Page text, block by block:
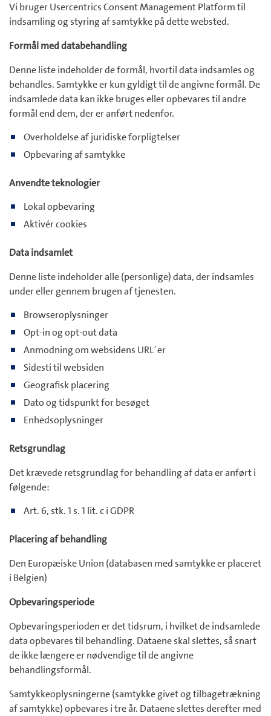
Vi bruger Usercentrics Consent Management Platform til
indsamling og styring af samtykke på dette websted.
Formål med databehandling
Denne liste indeholder de formål, hvortil data indsamles og
behandles. Samtykke er kun gyldigt til de angivne formål. De
indsamlede data kan ikke bruges eller opbevares til andre
formål end dem, der er anført nedenfor.
Overholdelse af juridiske forpligtelser
Opbevaring af samtykke
Anvendte teknologier
Lokal opbevaring
Aktivér cookies
Data indsamlet
Denne liste indeholder alle (personlige) data, der indsamles
under eller gennem brugen af tjenesten.
Browseroplysninger
Opt-in og opt-out data
Anmodning om websidens URL´er
Sidesti til websiden
Geografisk placering
Dato og tidspunkt for besøget
Enhedsoplysninger
Retsgrundlag
Det krævede retsgrundlag for behandling af data er anført i
følgende:
Art. 6, stk. 1 s. 1 lit. c i GDPR
Placering af behandling
Den Europæiske Union (databasen med samtykke er placeret
i Belgien)
Opbevaringsperiode
Opbevaringsperioden er det tidsrum, i hvilket de indsamlede
data opbevares til behandling. Dataene skal slettes, så snart
de ikke længere er nødvendige til de angivne
behandlingsformål.
Samtykkeoplysningerne (samtykke givet og tilbagetrækning
af samtykke) opbevares i tre år. Dataene slettes derefter med